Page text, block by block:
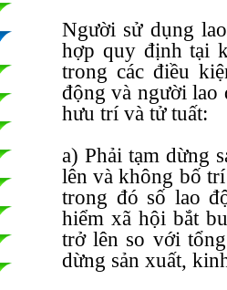
Người sử dụng
hợp quy định tại
trong các điều
động và người lao
hưu trí và tử tuất:
a) Phải tạm dừng
lên và không bố
trong đó số lao
hiểm xã hội bắt
trở lên so với
dừng sản xuất,